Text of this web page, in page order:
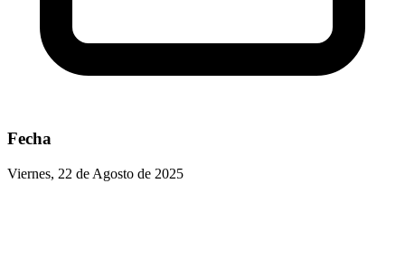
Fecha
Viernes, 22 de Agosto de 2025